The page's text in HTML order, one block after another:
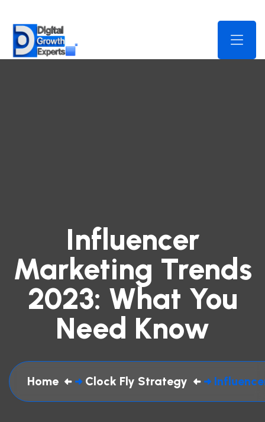
Influencer
Marketing Trends
2023: What You
Need Know
Home Clock Fly Strategy